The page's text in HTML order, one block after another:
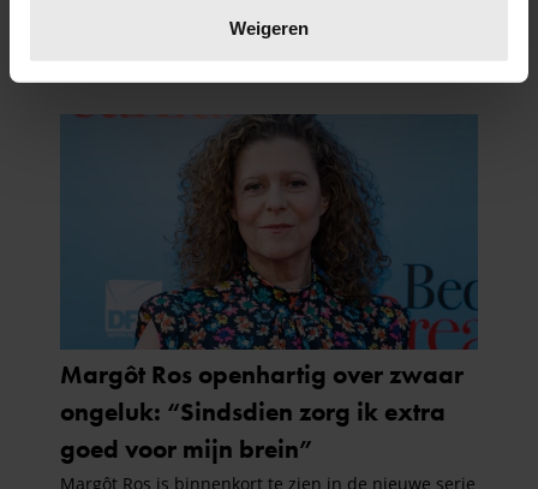
verwerkt en stel uw voorkeuren in het
intrekken in de Cookieverklaring.
We gebruiken cookies om content en advertenties te
personaliseren, om functies voor social media te bieden
en om ons websiteverkeer te analyseren. Ook delen we
informatie over uw gebruik van onze site met onze
partners voor social media, adverteren en analyse. Deze
partners kunnen deze gegevens combineren met andere
informatie die u aan ze heeft verstrekt of die ze hebben
verzameld op basis van uw gebruik van hun services. U
gaat akkoord met onze cookies als u onze website blijft
Weigeren